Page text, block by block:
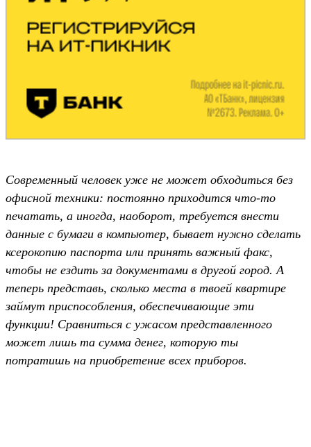
Современный человек уже не может обходиться без
офисной техники: постоянно приходится что-то
печатать, а иногда, наоборот, требуется внести
данные с бумаги в компьютер, бывает нужно сделать
ксерокопию паспорта или принять важный факс,
чтобы не ездить за документами в другой город. А
теперь представь, сколько места в твоей квартире
займут приспособления, обеспечивающие эти
функции! Сравниться с ужасом представленного
может лишь та сумма денег, которую ты
потратишь на приобретение всех приборов.